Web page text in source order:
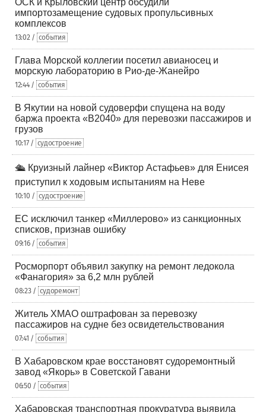
импортозамещение судовых пропульсивных
комплексов
13:02 / события
Глава Морской коллегии посетил авианосец и
морскую лабораторию в Рио-де-Жанейро
12:44 / события
В Якутии на новой судоверфи спущена на воду
баржа проекта «В2040» для перевозки пассажиров и
грузов
10:17 / судостроение
🛳️ Круизный лайнер «Виктор Астафьев» для Енисея
приступил к ходовым испытаниям на Неве
10:10 / судостроение
ЕС исключил танкер «Миллерово» из санкционных
списков, признав ошибку
09:16 / события
Росморпорт объявил закупку на ремонт ледокола
«Фанагория» за 6,2 млн рублей
08:23 / судоремонт
Житель ХМАО оштрафован за перевозку
пассажиров на судне без освидетельствования
07:41 / события
В Хабаровском крае восстановят судоремонтный
завод «Якорь» в Советской Гавани
06:50 / события
Хабаровская транспортная прокуратура выявила